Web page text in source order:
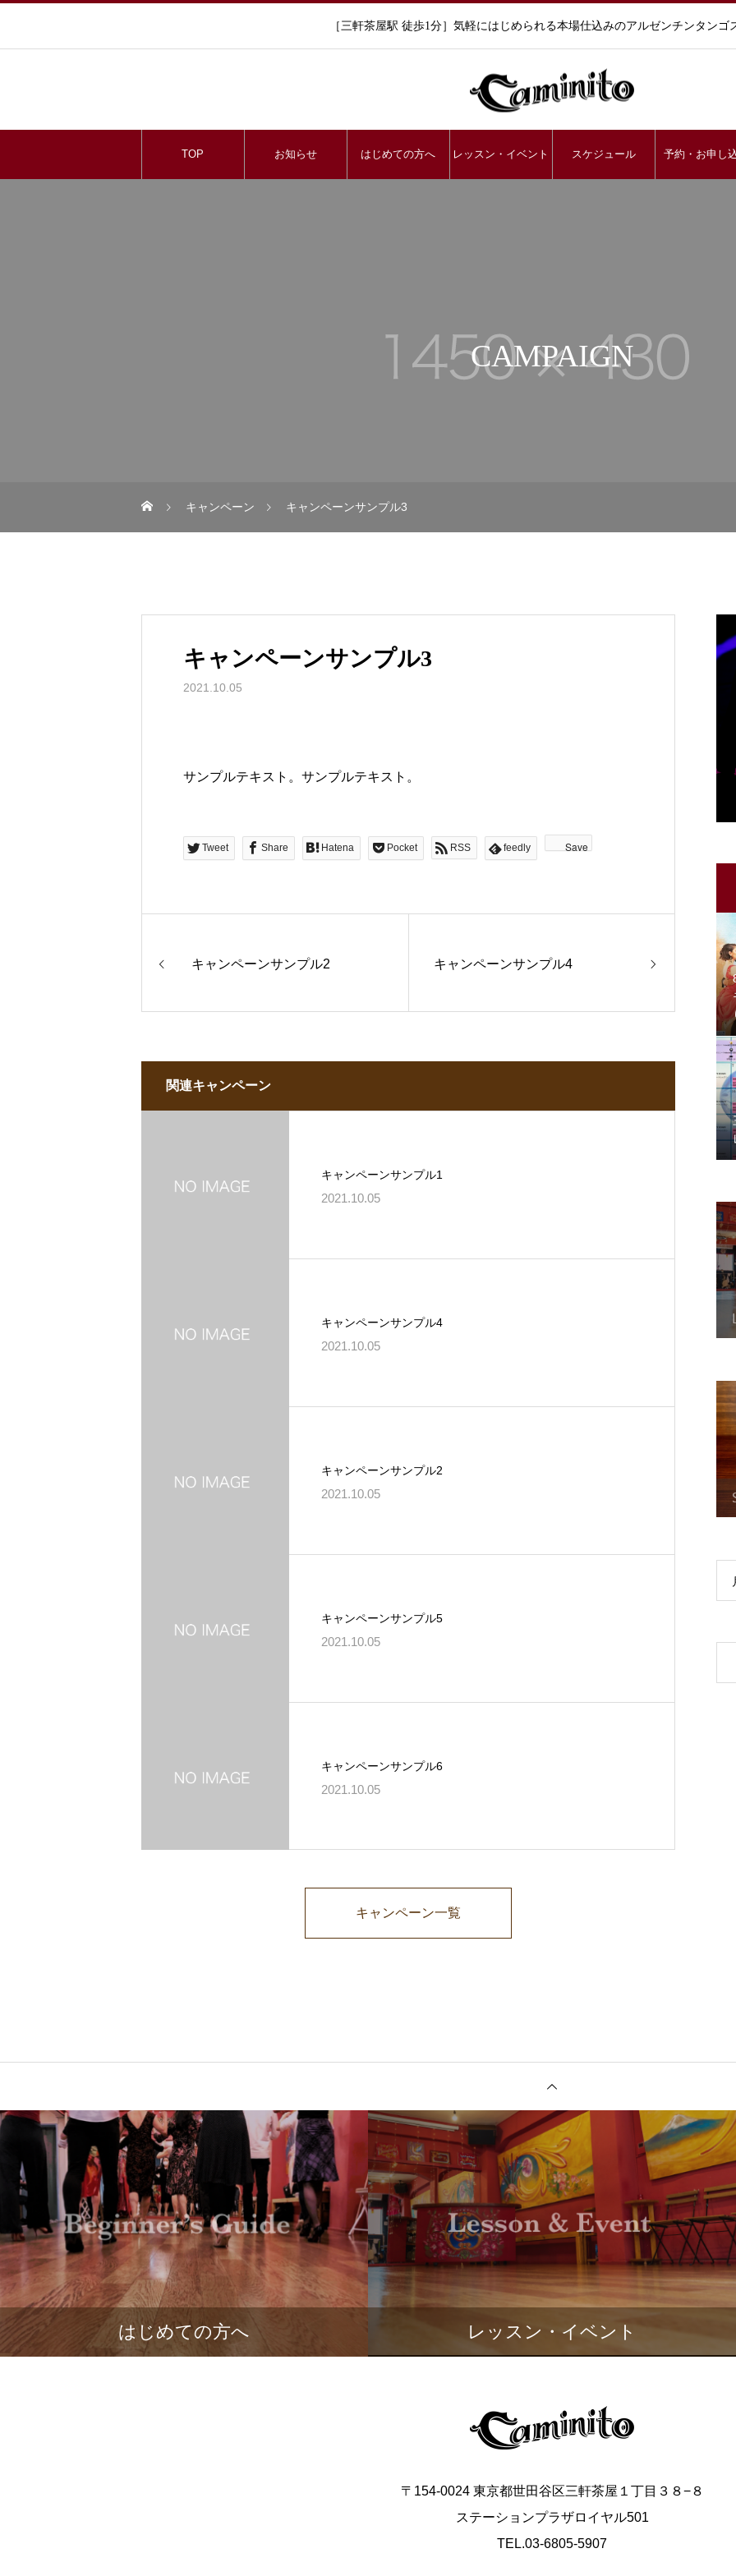
［三軒茶屋駅 徒歩1分］気軽にはじめられる本場仕込みのアルゼンチンタンゴ
TOP お知らせ はじめての方へ レッスン・イベント スケジュール 予約・お申し
CAMPAIGN
キャンペーン キャンペーンサンプル3
キャンペーンサンプル3
2021.10.05
サンプルテキスト。サンプルテキスト。
Tweet Share Hatena Pocket RSS feedly Save
キャンペーンサンプル2 キャンペーンサンプル4
関連キャンペーン
キャンペーンサンプル1
2021.10.05
キャンペーンサンプル4
2021.10.05
キャンペーンサンプル2
2021.10.05
キャンペーンサンプル5
2021.10.05
キャンペーンサンプル6
2021.10.05
キャンペーン一覧
はじめての方へ レッスン・イベント
〒154-0024 東京都世田谷区三軒茶屋１丁目３８−８
ステーションプラザロイヤル501
TEL.03-6805-5907